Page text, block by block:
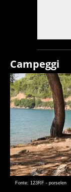
Campeggi
Fonte: 123RF - porselen